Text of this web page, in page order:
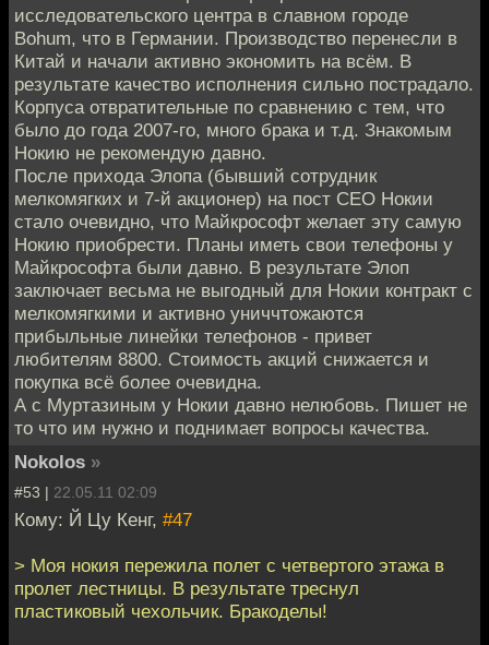
исследовательского центра в славном городе
Bohum, что в Германии. Производство перенесли в
Китай и начали активно экономить на всём. В
результате качество исполнения сильно пострадало.
Корпуса отвратительные по сравнению с тем, что
было до года 2007-го, много брака и т.д. Знакомым
Нокию не рекомендую давно.
После прихода Элопа (бывший сотрудник
мелкомягких и 7-й акционер) на пост CEO Нокии
стало очевидно, что Майкрософт желает эту самую
Нокию приобрести. Планы иметь свои телефоны у
Майкрософта были давно. В результате Элоп
заключает весьма не выгодный для Нокии контракт с
мелкомягкими и активно униччтожаются
прибыльные линейки телефонов - привет
любителям 8800. Стоимость акций снижается и
покупка всё более очевидна.
А с Муртазиным у Нокии давно нелюбовь. Пишет не
то что им нужно и поднимает вопросы качества.
Nokolos »
#53 | 22.05.11 02:09
Кому: Й Цу Кенг, #47
> Моя нокия пережила полет с четвертого этажа в
пролет лестницы. В результате треснул
пластиковый чехольчик. Бракоделы!